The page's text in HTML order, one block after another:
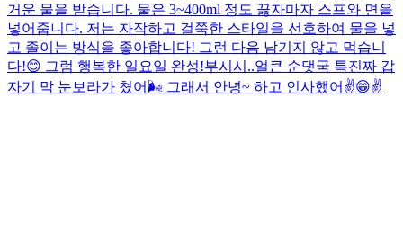
거운 물을 받습니다. 물은 3~400ml 정도 끓자마자 스프와 면을
넣어줍니다. 저는 자작하고 걸쭉한 스타일을 선호하여 물을 넣
고 졸이는 방식을 좋아합니다! 그런 다음 남기지 않고 먹습니
다!😊 그럼 행복한 일요일 완성!부시시..얼큰 순댓국 특진짜 갑
자기 막 눈보라가 쳤어🌬️ 그래서 안녕~ 하고 인사했어✌️😁✌️